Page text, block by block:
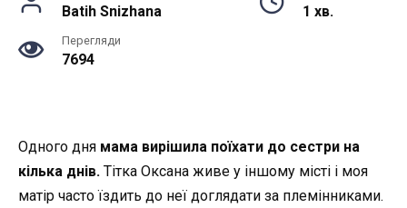
Batih Snizhana 1 хв.
Перегляди
7694
Одного дня мама вирішила поїхати до сестри на
кілька днів. Тітка Оксана живе у іншому місті і моя
матір часто їздить до неї доглядати за племінниками.